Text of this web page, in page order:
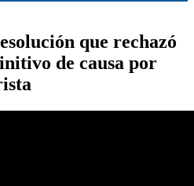
que rechazó
de causa por